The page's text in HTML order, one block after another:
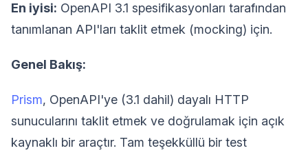
En iyisi: OpenAPI 3.1 spesifikasyonları tarafından
tanımlanan API'ları taklit etmek (mocking) için.
Genel Bakış:
Prism, OpenAPI'ye (3.1 dahil) dayalı HTTP
sunucularını taklit etmek ve doğrulamak için açık
kaynaklı bir araçtır. Tam teşekküllü bir test